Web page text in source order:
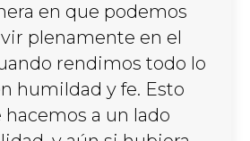
en que podemos
plenamente en el
rendimos todo lo
humildad y fe. Esto
a un lado